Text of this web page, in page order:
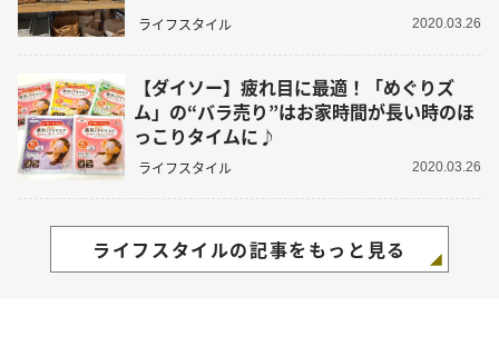
ライフスタイル 2020.03.26
【ダイソー】疲れ目に最適！「めぐりズ
ム」の“バラ売り”はお家時間が長い時のほ
っこりタイムに♪
ライフスタイル 2020.03.26
ライフスタイルの記事をもっと見る